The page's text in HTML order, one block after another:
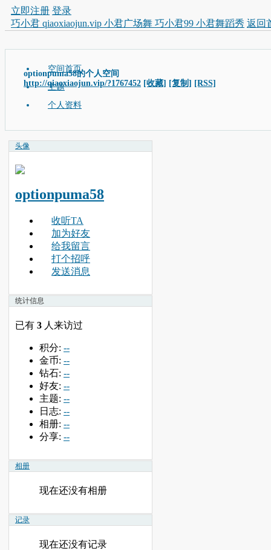
立即注册 登录
巧小君 qiaoxiaojun.vip 小君广场舞 巧小君99 小君舞蹈秀 返回
optionpuma58的个人空间
http://qiaoxiaojun.vip/?1767452 [收藏] [复制] [RSS]
空间首页
主题
个人资料
头像
optionpuma58
收听TA
加为好友
给我留言
打个招呼
发送消息
统计信息
已有 3 人来访过
积分: --
金币: --
钻石: --
好友: --
主题: --
日志: --
相册: --
分享: --
相册
现在还没有相册
记录
现在还没有记录